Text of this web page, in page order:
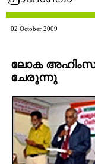
02 October 2009
ലോക അഹിംസാ
ചേരുന്നു